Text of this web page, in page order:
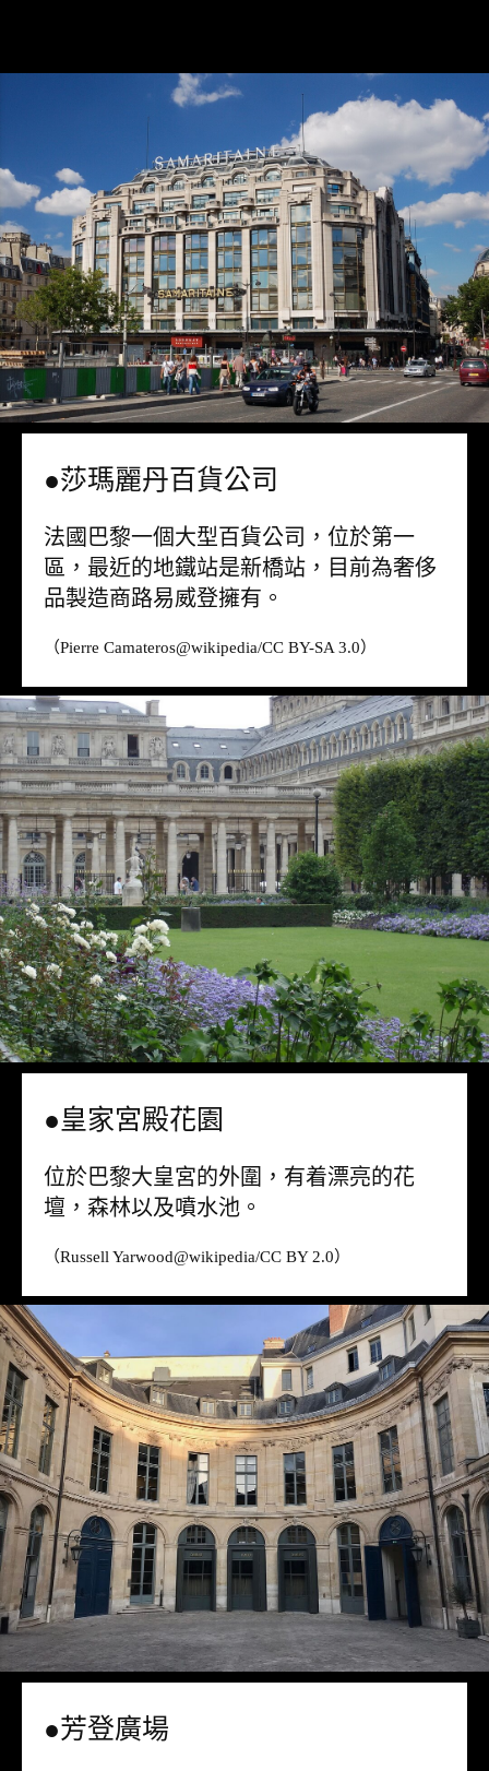
●莎瑪麗丹百貨公司
法國巴黎一個大型百貨公司，位於第一
區，最近的地鐵站是新橋站，目前為奢侈
品製造商路易威登擁有。
（Pierre Camateros@wikipedia/CC BY-SA 3.0）
●皇家宮殿花園
位於巴黎大皇宮的外圍，有着漂亮的花
壇，森林以及噴水池。
（Russell Yarwood@wikipedia/CC BY 2.0）
●芳登廣場